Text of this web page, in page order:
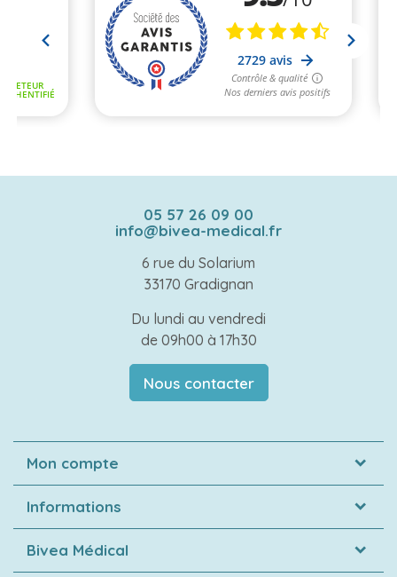
05 57 26 09 00
info@bivea-medical.fr
6 rue du Solarium
33170 Gradignan
Du lundi au vendredi
de 09h00 à 17h30
Nous contacter
Mon compte
Informations
Bivea Médical